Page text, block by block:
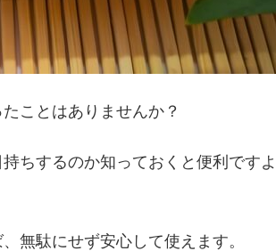
ことはありませんか？
ちするのか知っておくと便利ですよ
無駄にせず安心して使えます。